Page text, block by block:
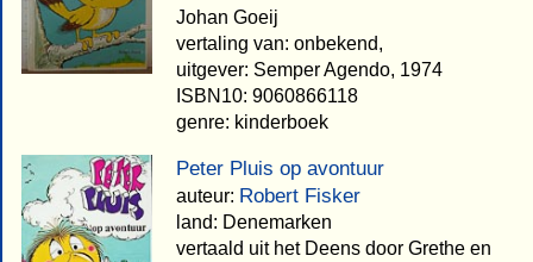
Johan Goeij
vertaling van: onbekend,
uitgever: Semper Agendo, 1974
ISBN10: 9060866118
genre: kinderboek
Peter Pluis op avontuur
auteur: Robert Fisker
land: Denemarken
vertaald uit het Deens door Grethe en